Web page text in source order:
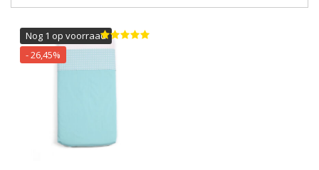
Nog 1 op voorraad
- 26,45%